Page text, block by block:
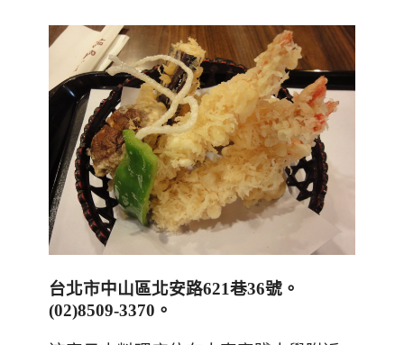
台北市中山區北安路621巷36號 。
(02)8509-3370 。